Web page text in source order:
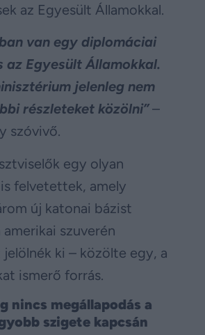
az Egyesült Államokkal.
van egy diplomáciai
az Egyesült Államokkal.
jelenleg nem
részleteket közölni”–
szóvivő.
egy olyan
felvetettek, amely
új katonai bázist
szuverén
ki – közölte egy, a
ismerő forrás.
nincs megállapodás a
szigete kapcsán